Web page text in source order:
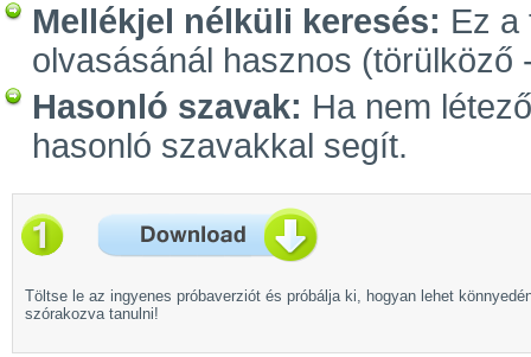
Mellékjel nélküli keresés: Ez a
olvasásánál hasznos (törülköző
Hasonló szavak: Ha nem
hasonló szavakkal segít.
Töltse le az ingyenes próbaverziót és próbálja ki, hogyan lehet
szórakozva tanulni!